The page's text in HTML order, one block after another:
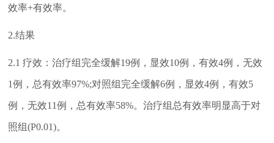
效率+有效率。
2.结果
2.1 疗效：治疗组完全缓解19例，显效10例，有效4例，无效
1例，总有效率97%;对照组完全缓解6例，显效4例，有效5
例，无效11例，总有效率58%。治疗组总有效率明显高于对
照组(P0.01)。